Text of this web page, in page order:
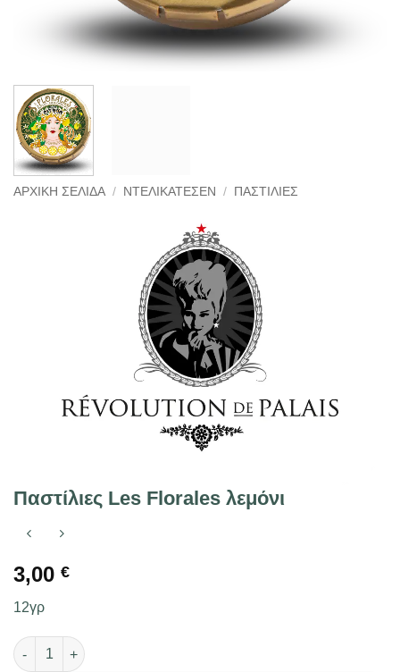
ΑΡΧΙΚΉ ΣΕΛΊΔΑ / ΝΤΕΛΙΚΑΤΈΣΕΝ / ΠΑΣΤΊΛΙΕΣ
Παστίλιες Les Florales λεμόνι
3,00 €
12γρ
Παστίλιες Les Florales λεμόνι ποσότητα